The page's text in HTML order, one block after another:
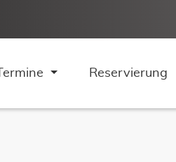
Termine Reservierung